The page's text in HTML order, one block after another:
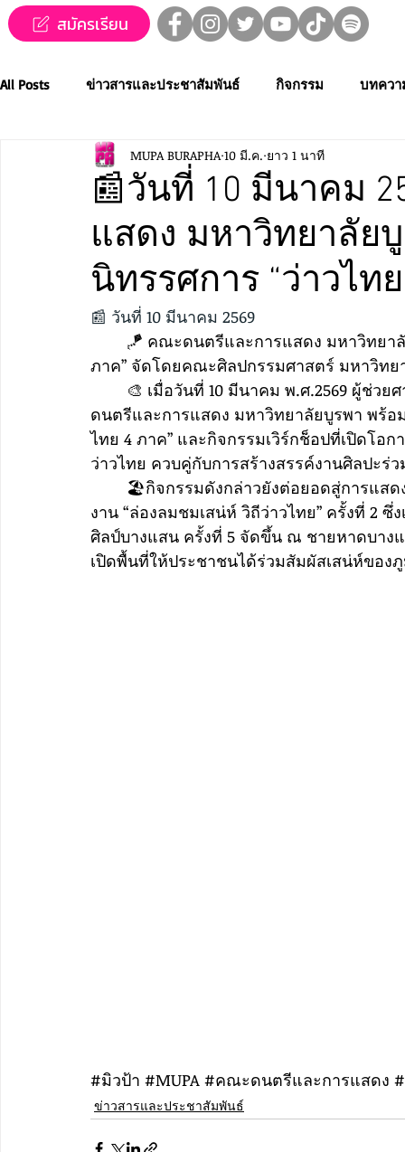
สมัครเรียน
All Posts ข่าวสารและประชาสัมพันธ์ กิจกรรม บทควา
ข่าวทุนการศึกษา MUPA ชวนชม👀🍿 MUPA On
Western Music Applied Performing Art Creative Thai
การประกวดขับร้องเพลงไทยลูกทุ่ง
MUPA ACADEMY MUPAC การประชุมวิชาการและงาน
📰วันที่ 10 มีนาคม
แสดง มหาวิทยาลัย
นิทรรศการ “ว่าวไท
MUPA BURAPHA 10 มี.ค. ยาว 1 นาที
📰 วันที่ 10 มีนาคม 2569
ภาค” จัดโดยคณะศิลปกรรมศาสตร์ มหาวิท
ดนตรีและการแสดง มหาวิทยาลัยบูรพา พร้อ
ไทย 4 ภาค” และกิจกรรมเวิร์กช็อปที่เปิดโอ
ว่าวไทย ควบคู่กับการสร้างสรรค์งานศิลปะร่
งาน “ล่องลมชมเสน่ห์ วิถีว่าวไทย” ครั้งที่ 2
ศิลป์บางแสน ครั้งที่ 5 จัดขึ้น ณ ชายหาดบาง
เปิดพื้นที่ให้ประชาชนได้ร่วมสัมผัสเสน่ห์ขอ
#มิวป้า #MUPA #คณะดนตรีและการแสดง
ข่าวสารและประชาสัมพันธ์